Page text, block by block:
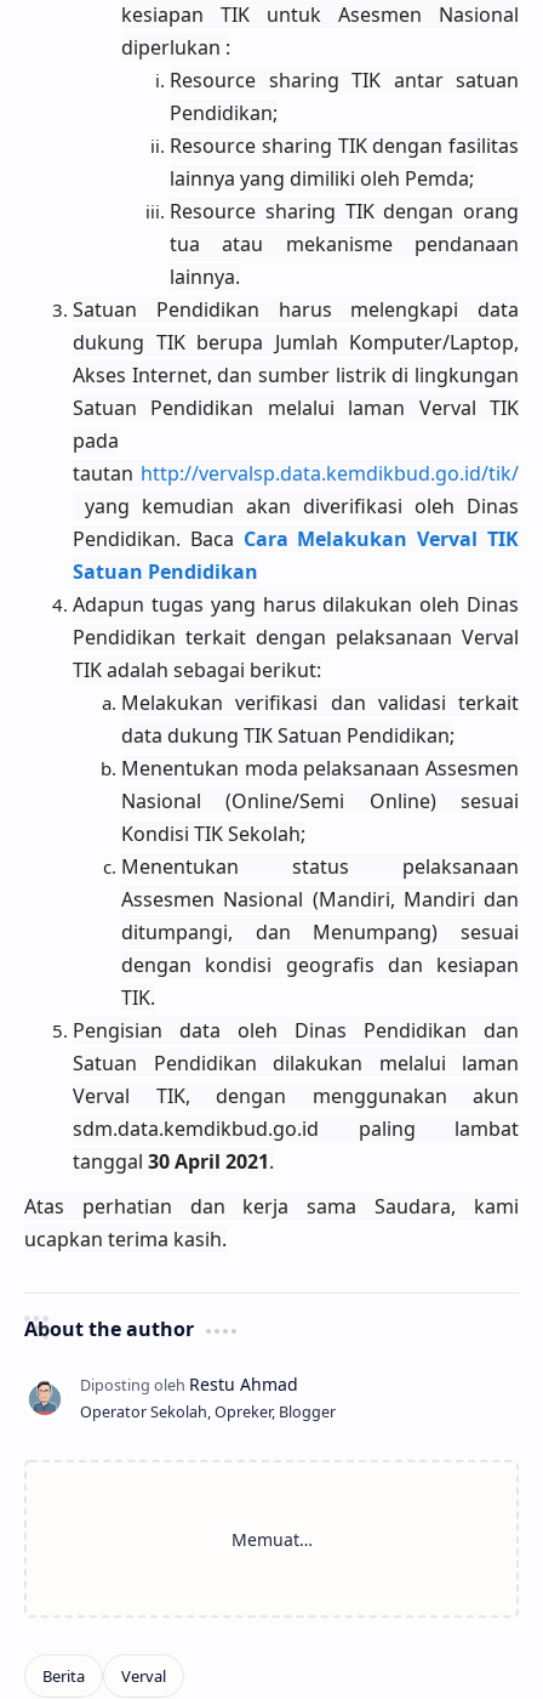
kesiapan TIK untuk Asesmen Nasional
diperlukan :
Resource sharing TIK antar satuan
Pendidikan;
Resource sharing TIK dengan fasilitas
lainnya yang dimiliki oleh Pemda;
Resource sharing TIK dengan orang
tua atau mekanisme pendanaan
lainnya.
Satuan Pendidikan harus melengkapi data
dukung TIK berupa Jumlah Komputer/Laptop,
Akses Internet, dan sumber listrik di lingkungan
Satuan Pendidikan melalui laman Verval TIK
pada
tautan http://vervalsp.data.kemdikbud.go.id/tik/
yang kemudian akan diverifikasi oleh Dinas
Pendidikan. Baca Cara Melakukan Verval TIK
Satuan Pendidikan
Adapun tugas yang harus dilakukan oleh Dinas
Pendidikan terkait dengan pelaksanaan Verval
TIK adalah sebagai berikut:
Melakukan verifikasi dan validasi terkait
data dukung TIK Satuan Pendidikan;
Menentukan moda pelaksanaan Assesmen
Nasional (Online/Semi Online) sesuai
Kondisi TIK Sekolah;
Menentukan status pelaksanaan
Assesmen Nasional (Mandiri, Mandiri dan
ditumpangi, dan Menumpang) sesuai
dengan kondisi geografis dan kesiapan
TIK.
Pengisian data oleh Dinas Pendidikan dan
Satuan Pendidikan dilakukan melalui laman
Verval TIK, dengan menggunakan akun
sdm.data.kemdikbud.go.id paling lambat
tanggal 30 April 2021.
Atas perhatian dan kerja sama Saudara, kami
ucapkan terima kasih.
About the author
Operator Sekolah, Opreker, Blogger